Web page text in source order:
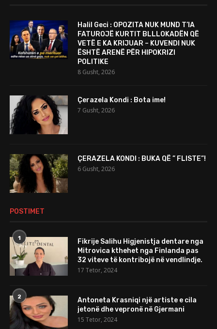
Halil Geci : OPOZITA NUK MUND T’IA
FATUROJË KURTIT BLLLOKADËN QË
VETË E KA KRIJUAR – KUVENDI NUK
ËSHTË ARENË PËR HIPOKRIZI
POLITIKE
8 Gusht, 2026
Çerazela Kondi : Bota ime!
7 Gusht, 2026
ÇERAZELA KONDI : BUKA QË ” FLISTE”!
6 Gusht, 2026
POSTIMET
1
Fikrije Salihu Higjenistja dentare nga
Mitrovica kthehet nga Finlanda pas
32 viteve të kontribojë në vendlindje.
17 Tetor, 2024
2
Antoneta Krasniqi një artiste e cila
jetonë dhe vepronë në Gjermani
15 Tetor, 2024